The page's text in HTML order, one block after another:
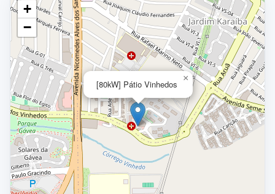
[80kW] Pátio Vinhedos
×
+
−